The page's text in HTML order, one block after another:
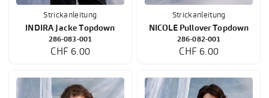
Strickanleitung
INDIRA Jacke Topdown
286-083-001
CHF 6.00
Strickanleitung
NICOLE Pullover Topdown
286-082-001
CHF 6.00